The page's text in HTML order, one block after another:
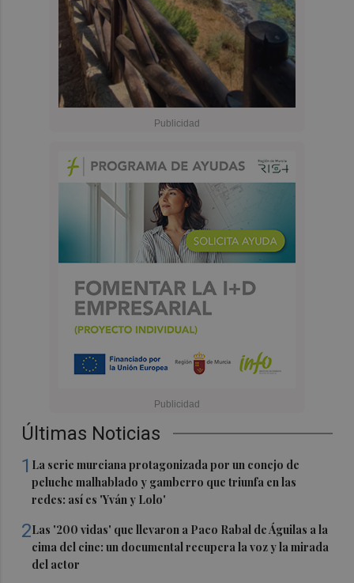
Últimas Noticias
1 La serie murciana protagonizada por un conejo de
peluche malhablado y gamberro que triunfa en las
redes: así es 'Yván y Lolo'
2Las '200 vidas' que llevaron a Paco Rabal de Águilas a la
cima del cine: un documental recupera la voz y la mirada
del actor